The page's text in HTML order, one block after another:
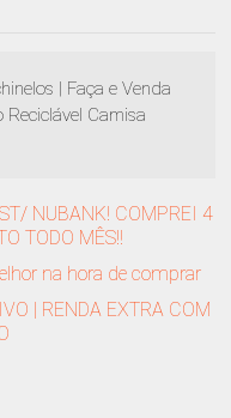
| Faça e Venda
Reciclável Camisa
NUBANK! COMPREI 4
TODO MÊS!!
na hora de comprar
| RENDA EXTRA COM